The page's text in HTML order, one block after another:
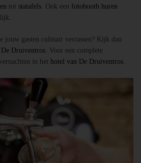
tot statafels. Ook een fotobooth huren
jouw gasten culinair verrassen? Kijk dan
Druiventros. Voor een complete
in het hotel van De Druiventros.